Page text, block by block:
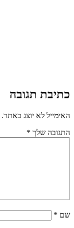
כתיבת תגובה
האימייל לא יוצג באתר.
התגובה שלך *
שם *